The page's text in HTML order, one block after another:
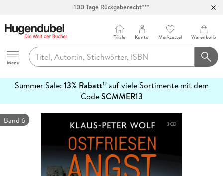
Abholung in über 100 Filialen
Hugendubel
Menu
Filiale Konto Merkzettel Warenkorb
Summer Sale: 13% Rabatt12auf viele Sortimente mit dem
CodeSOMMER13
erfahren
Band 6